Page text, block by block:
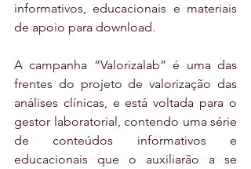
informativos, educacionais e materiais
de apoio para download.
A campanha “Valorizalab” é uma das
frentes do projeto de valorização das
análises clínicas, e está voltada para o
gestor laboratorial, contendo uma série
de conteúdos informativos e
educacionais que o auxiliarão a se